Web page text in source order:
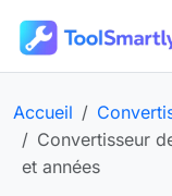
Outils en ligne
Page d’accueil :
Accueil
Outil en ligne :
Convertisseur
et années